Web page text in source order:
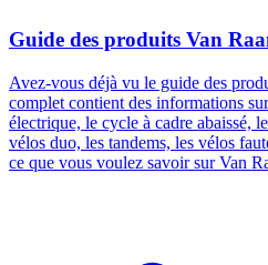
Guide des produits Van
Avez-vous déjà vu le guide des
complet contient des informations
électrique, le cycle à cadre abaissé,
vélos duo, les tandems, les vélos
ce que vous voulez savoir sur Van